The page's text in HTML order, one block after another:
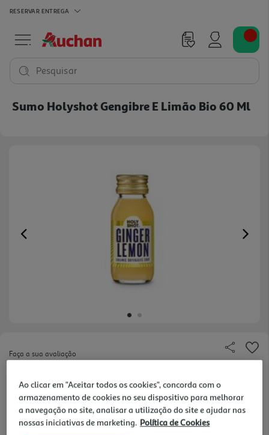
RESERVAR ENTREGA
Pesquisar
Sumo Holyshot Gengibre E Limão Bio 60 Ml
Previous
Faça a sua avaliação
Marca HolyShot
Ao clicar em "Aceitar todos os cookies", concorda com o
armazenamento de cookies no seu dispositivo para melhorar
a navegação no site, analisar a utilização do site e ajudar nas
nossas iniciativas de marketing. Política de Cookies